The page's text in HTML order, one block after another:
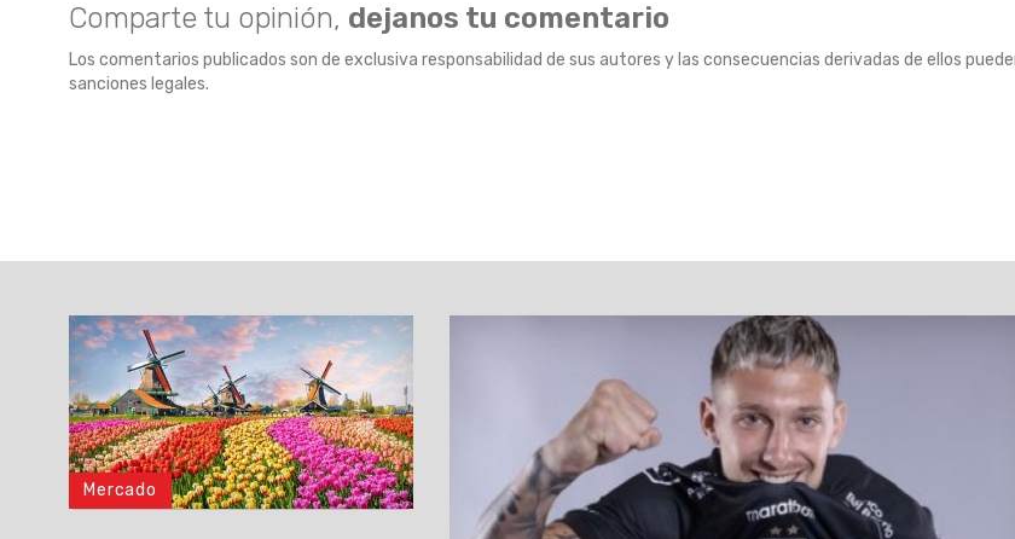
Comparte tu opinión, dejanos tu comentario
Los comentarios publicados son de exclusiva responsabilidad de sus autores y las consecuencias derivadas de ellos
sanciones legales.
Mercado